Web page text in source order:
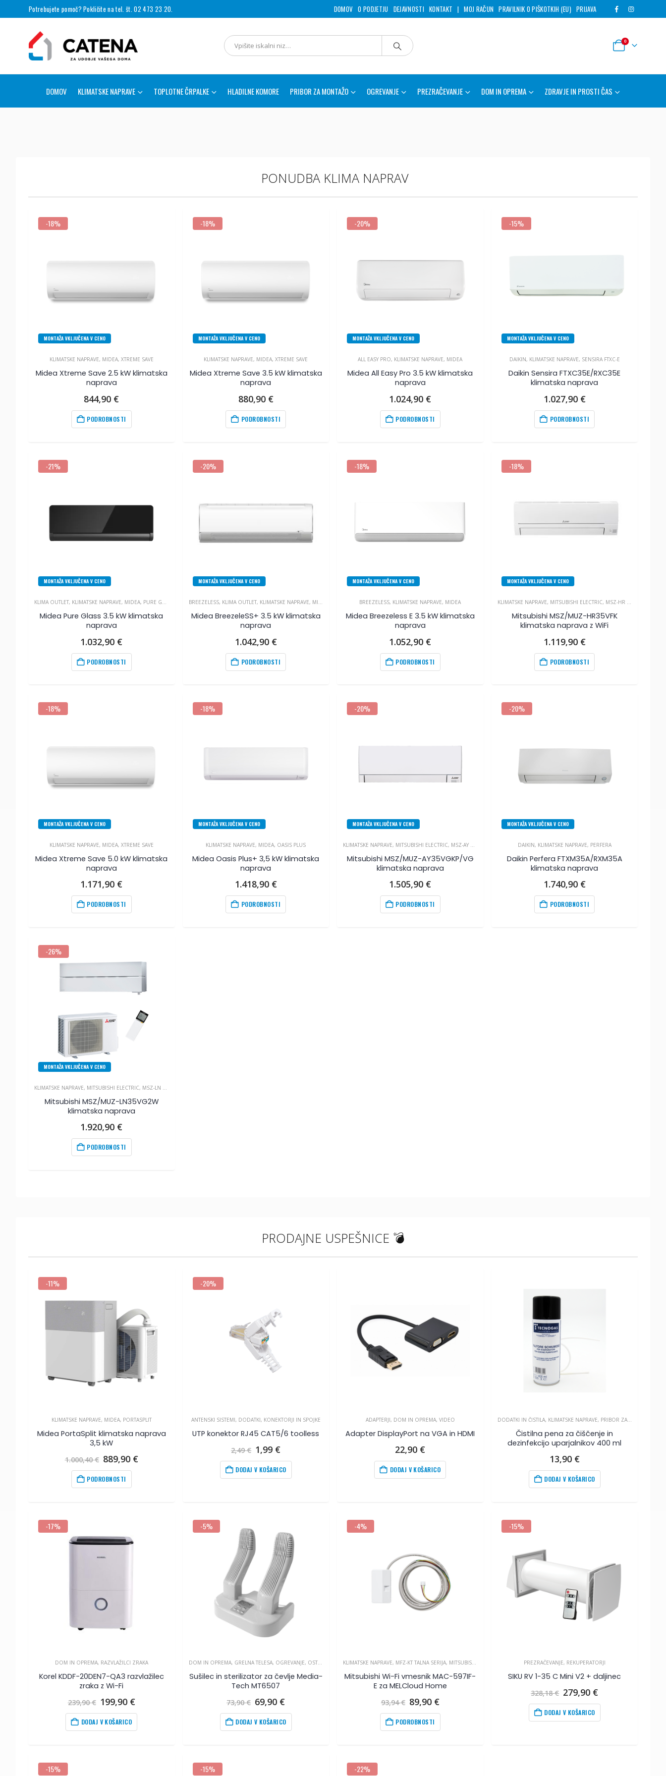
Potrebujete pomoč? Pokličite na tel. št. 02 473 23 20. DOMOV O PODJETJU DEJAVNOSTI KONTAKT | MOJ RAČUN PRAVILNIK O PIŠKOTKIH (EU) PRIJAVA
0
DOMOV KLIMATSKE NAPRAVE TOPLOTNE ČRPALKE HLADILNE KOMORE PRIBOR ZA MONTAŽO OGREVANJE PREZRAČEVANJE DOM IN OPREMA ZDRAVJE IN PROSTI ČAS
PONUDBA KLIMA NAPRAV
-18%
MONTAŽA VKLJUČENA V CENO
KLIMATSKE NAPRAVE, MIDEA, XTREME SAVE
Midea Xtreme Save 2.5 kW klimatska
naprava
844,90 €
PODROBNOSTI
-18%
MONTAŽA VKLJUČENA V CENO
KLIMATSKE NAPRAVE, MIDEA,XTREME SAVE
Midea Xtreme Save 3.5 kW klimatska
naprava
880,90 €
PODROBNOSTI
-20%
MONTAŽA VKLJUČENA V CENO
ALL EASY PRO, KLIMATSKE NAPRAVE, MIDEA
Midea All Easy Pro 3.5 kW klimatska
naprava
1.024,90 €
PODROBNOSTI
-15%
MONTAŽA VKLJUČENA V CENO
DAIKIN, KLIMATSKE NAPRAVE, SENSIRA FTXC-E
Daikin Sensira FTXC35E/RXC35E
klimatska naprava
1.027,90 €
PODROBNOSTI
-21%
MONTAŽA VKLJUČENA V CENO
KLIMA OUTLET, KLIMATSKE NAPRAVE, MIDEA, PURE GLASS
Midea Pure Glass 3.5 kW klimatska
naprava
1.032,90 €
PODROBNOSTI
-20%
MONTAŽA VKLJUČENA V CENO
BREEZELESS, KLIMA OUTLET, KLIMATSKE NAPRAVE, MIDEA
Midea BreezeleSS+ 3.5 kW klimatska
naprava
1.042,90 €
PODROBNOSTI
-18%
MONTAŽA VKLJUČENA V CENO
BREEZELESS, KLIMATSKE NAPRAVE, MIDEA
Midea Breezeless E 3.5 kW klimatska
naprava
1.052,90 €
PODROBNOSTI
-18%
MONTAŽA VKLJUČENA V CENO
KLIMATSKE NAPRAVE, MITSUBISHI ELECTRIC, MSZ-HR SERIJA
Mitsubishi MSZ/MUZ-HR35VFK
klimatska naprava z WiFi
1.119,90 €
PODROBNOSTI
-18%
MONTAŽA VKLJUČENA V CENO
KLIMATSKE NAPRAVE, MIDEA, XTREME SAVE
Midea Xtreme Save 5.0 kW klimatska
naprava
1.171,90 €
PODROBNOSTI
-18%
MONTAŽA VKLJUČENA V CENO
KLIMATSKE NAPRAVE, MIDEA, OASIS PLUS
Midea Oasis Plus+ 3,5 kW klimatska
naprava
1.418,90 €
PODROBNOSTI
-20%
MONTAŽA VKLJUČENA V CENO
KLIMATSKE NAPRAVE, MITSUBISHI ELECTRIC, MSZ-AY SERIJA
Mitsubishi MSZ/MUZ-AY35VGKP/VG
klimatska naprava
1.505,90 €
PODROBNOSTI
-20%
MONTAŽA VKLJUČENA V CENO
DAIKIN, KLIMATSKE NAPRAVE, PERFERA
Daikin Perfera FTXM35A/RXM35A
klimatska naprava
1.740,90 €
PODROBNOSTI
-26%
MONTAŽA VKLJUČENA V CENO
KLIMATSKE NAPRAVE, MITSUBISHI ELECTRIC, MSZ-LN VG SERIJA
Mitsubishi MSZ/MUZ-LN35VG2W
klimatska naprava
1.920,90 €
PODROBNOSTI
PRODAJNE USPEŠNICE 💣
-11%
KLIMATSKE NAPRAVE, MIDEA, PORTASPLIT
Midea PortaSplit klimatska naprava
3,5 kW
1.000,40€ Izvirna
cena
je
bila:
889,90 €Trenutna
PODROBNOSTI
-20%
ANTENSKI SISTEMI, DODATKI, KONEKTORJI IN SPOJKE
UTP konektor RJ45 CAT5/6 toolless
2,49€ Izvirna
cena
je
bila:
1,99 €Trenutna
cena
je:
1,99
DODAJ V KOŠARICO
ADAPTERJI, DOM IN OPREMA, VIDEO
Adapter DisplayPort na VGA in HDMI
22,90 €
DODAJ V KOŠARICO
DODATKI IN ČISTILA, KLIMATSKE NAPRAVE, PRIBOR ZA KLIMA NAPRAVE
Čistilna pena za čiščenje in
dezinfekcijo uparjalnikov 400 ml
13,90 €
DODAJ V KOŠARICO
-17%
DOM IN OPREMA, RAZVLAŽILCI ZRAKA
Korel KDDF-20DEN7-QA3 razvlažilec
zraka z Wi-Fi
239,90€ Izvirna
cena
je
bila:
199,90 €Trenutna
cena
199,90
DODAJ V KOŠARICO
-5%
DOM IN OPREMA, GRELNA TELESA, OGREVANJE, OSTALO
Sušilec in sterilizator za čevlje Media-
Tech MT6507
73,90€ Izvirna
cena
je
bila:
69,90 €Trenutna
cena
je:
69,90
DODAJ V KOŠARICO
-4%
KLIMATSKE NAPRAVE, MFZ-KT TALNA SERIJA, MITSUBISHI ELECTRIC MSZ-AP SERIJA,MSZ-EF SERIJA,MSZ-HR SERIJA
Mitsubishi Wi-Fi vmesnik MAC-597IF-
E za MELCloud Home
93,94€ Izvirna
cena
je
bila:
89,90 €Trenutna
cena
89,90
PODROBNOSTI
-15%
PREZRAČEVANJE, REKUPERATORJI
SIKU RV 1-35 C Mini V2 + daljinec
328,18€ Izvirna
cena
je
bila:
279,90 €Trenutna
cena
279,90
DODAJ V KOŠARICO
-15% -15% -22%